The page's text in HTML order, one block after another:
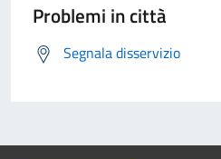
Problemi in città
Segnala disservizio